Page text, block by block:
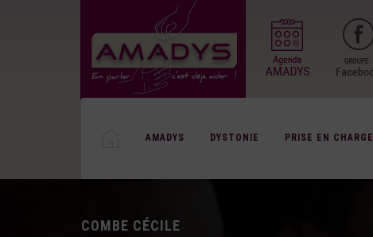
AMADYS DYSTONIE PRISE EN CHARGE
COMBE CÉCILE